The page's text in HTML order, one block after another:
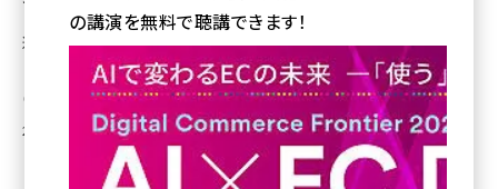
楽天 (1878)
アスクル (1126)
base (1085)
ビィ・フォアード (786)
通販サイトの企画、デザイン、コーディングなどのWeb制作部門へ配属する
「Webデザイナーコース」を新設
瀧川 正実
2016年3月1日 7:00
の講演を無料で聴講できます！